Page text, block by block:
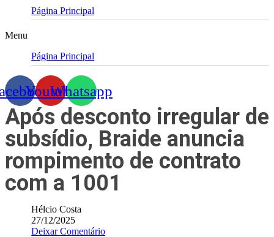
Página Principal
Menu
Página Principal
YoutubeWhatsapp
Após desconto irregular de
subsídio, Braide anuncia
rompimento de contrato
com a 1001
Hélcio Costa
27/12/2025
Deixar Comentário